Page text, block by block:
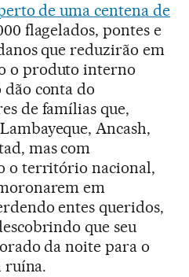
de uma centena de
flagelados, pontes e
que reduzirão em
o produto interno
conta do
de famílias que,
Ancash,
mas com
o território nacional,
em
entes queridos,
que seu
da noite para o
ruína.